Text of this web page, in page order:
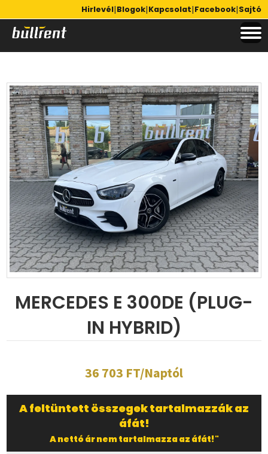
Hirlevél|Blogok|Kapcsolat|Facebook|Sajtó
MERCEDES E 300DE (PLUG-
IN HYBRID)
36 703 FT/Naptól
A feltüntett összegek tartalmazzák az
áfát!
A nettó ár nem tartalmazza az áfát!"